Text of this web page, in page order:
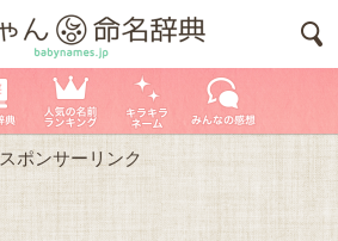
スポンサーリンク